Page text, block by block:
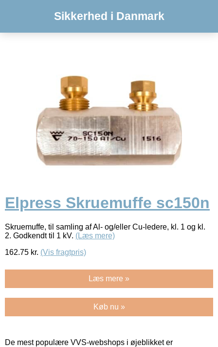
Sikkerhed i Danmark
Elpress Skruemuffe sc150n
Skruemuffe, til samling af Al- og/eller Cu-ledere, kl. 1 og kl.
2. Godkendt til 1 kV. (Læs mere)
162.75 kr. (Vis fragtpris)
Læs mere »
Køb nu »
De mest populære VVS-webshops i øjeblikket er